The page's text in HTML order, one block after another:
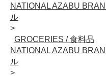
NATIONAL AZABU
ル
GROCERIES / 食料品
NATIONAL AZABU
ル